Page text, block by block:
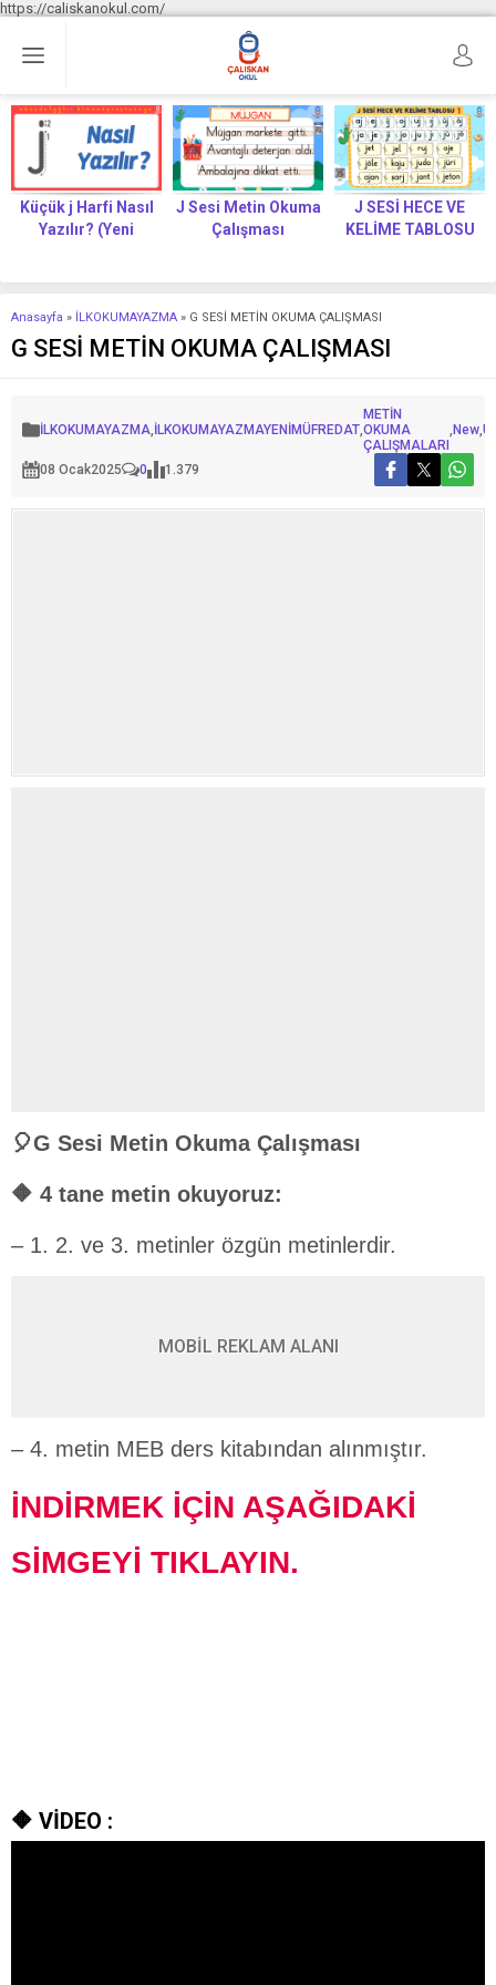
https://caliskanokul.com/
Küçük j Harfi Nasıl
Yazılır? (Yeni
J Sesi Metin Okuma
Çalışması
J SESİ HECE VE
KELİME TABLOSU
Anasayfa » İLKOKUMAYAZMA » G SESİ METİN OKUMA ÇALIŞMASI
G SESİ METİN OKUMA ÇALIŞMASI
İLKOKUMAYAZMA,İLKOKUMAYAZMAYENİMÜFREDAT,
METİN
OKUMA
ÇALIŞMALARI
,New,
08 Ocak2025 0 1.379
🎈G Sesi Metin Okuma Çalışması
🔶 4 tane metin okuyoruz:
– 1. 2. ve 3. metinler özgün metinlerdir.
MOBİL REKLAM ALANI
– 4. metin MEB ders kitabından alınmıştır.
İNDİRMEK İÇİN AŞAĞIDAKİ
SİMGEYİ TIKLAYIN.
🔶 VİDEO :